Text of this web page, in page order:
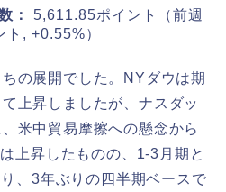
：
5,611.85ポイント（前週
, +0.55%）
の展開でした。NYダウは期
上昇しましたが、ナスダッ
米中貿易摩擦への懸念から
上昇したものの、1-3月期と
、3年ぶりの四半期ベースで